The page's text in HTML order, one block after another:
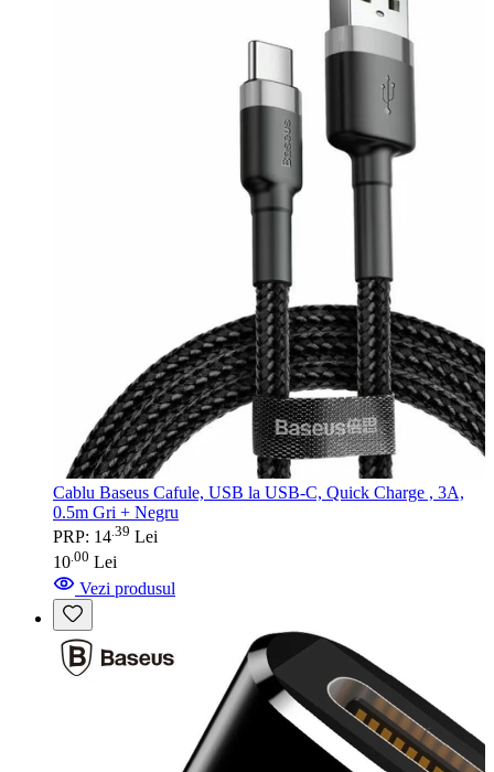
Cablu Baseus Cafule, USB la USB-C, Quick Charge , 3A,
0.5m Gri + Negru
PRP: 14 39 Lei
10 00 Lei
Vezi produsul